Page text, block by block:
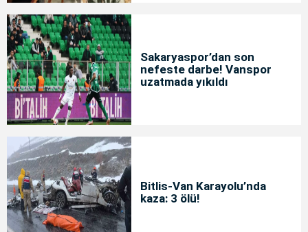
Sakaryaspor’dan son
nefeste darbe! Vanspor
uzatmada yıkıldı
Bitlis-Van Karayolu’nda
kaza: 3 ölü!